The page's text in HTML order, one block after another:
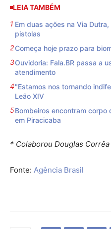
LEIA TAMBÉM
Em duas ações na Via
pistolas
Começa hoje prazo para
Ouvidoria: Fala.BR passa a
atendimento
"Estamos nos tornando
Leão XIV
Bombeiros encontram
em Piracicaba
* Colaborou Douglas Corrêa
Fonte: Agência Brasil